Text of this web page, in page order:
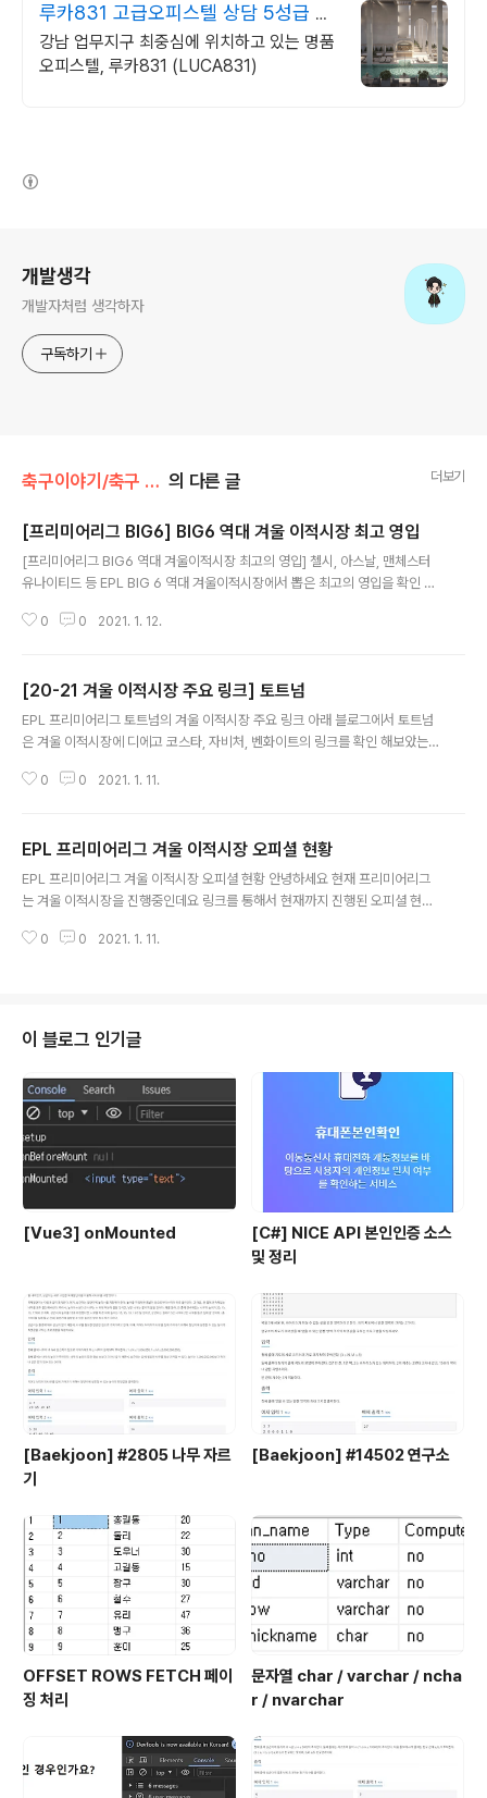
루카831 고급오피스텔 상담 5성급 호
텔 수준 서비스까지
강남 업무지구 최중심에 위치하고 있는 명품
오피스텔, 루카831 (LUCA831)
개발생각
개발자처럼 생각하자
구독하기
축구이야기/축구 이적시장 의 다른 글 더보기
[프리미어리그 BIG6] BIG6 역대 겨울 이적시장 최고 영입
[프리미어리그 BIG6 역대 겨울이적시장 최고의 영입] 첼시, 아스날, 맨체스터
유나이티드 등 EPL BIG 6 역대 겨울이적시장에서 뽑은 최고의 영입을 확인 할
어리그 BIG6 역대 겨울이적시장 최고의 영입] 빅6 역대 겨울이적시장 최고의
0 0 2021. 1. 12.
[20-21 겨울 이적시장 주요 링크] 토트넘
EPL 프리미어리그 토트넘의 겨울 이적시장 주요 링크 아래 블로그에서 토트넘
은 겨울 이적시장에 디에고 코스타, 자비처, 벤화이트의 링크를 확인 해보았는
L 프리미어리그 BIG6 겨울 이적시장 주요 링크 선수들을 확인할 수 있습니다.
즌 겨울 이적시장 주요 링크1. Diego Costa아틀레티코 마드리드가 공격수
디... blog.naver.com
0 0 2021. 1. 11.
EPL 프리미어리그 겨울 이적시장 오피셜 현황
EPL 프리미어리그 겨울 이적시장 오피셜 현황 안녕하세요 현재 프리미어리그
는 겨울 이적시장을 진행중인데요 링크를 통해서 현재까지 진행된 오피셜 현황
하겠습니다. 출처: 붉은런던 푸른런더 블로그 blog.naver.com/purplelond
n/222197926857 [EPL 프리미어리그 겨울 이적시장 오피셜 현황2] EPL프
리미어리그 겨울이적시장 오피셜 현황​겨울 이적시장동안 지속..
0 0 2021. 1. 11.
이 블로그 인기글
[Vue3] onMounted
[C#] NICE API 본인인증 소스
및 정리
[Baekjoon] #2805 나무 자르
기
[Baekjoon] #14502 연구소
OFFSET ROWS FETCH 페이
징 처리
문자열 char / varchar / ncha
r / nvarchar